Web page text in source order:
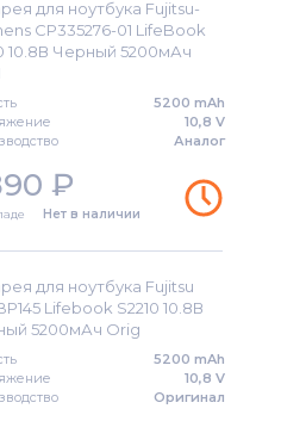
ноутбуков
ноутбуков
ноутбуков
ноутбуковIrbis
для ноутбука Fujitsu-
CP335276-01 LifeBook
10.8В Черный 5200мАч
5200 mAh
10,8 V
Аналог
₽
Нет в наличии
для ноутбука Fujitsu
Lifebook S2210 10.8В
5200мАч Orig
5200 mAh
10,8 V
Оригинал